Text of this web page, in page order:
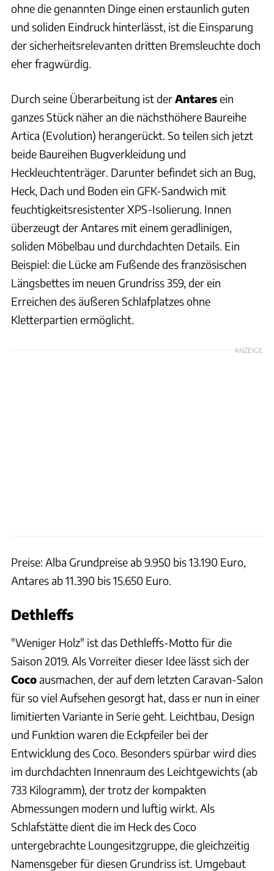
ohne die genannten Dinge einen erstaunlich guten
und soliden Eindruck hinterlässt, ist die Einsparung
der sicherheitsrelevanten dritten Bremsleuchte doch
eher fragwürdig.
Durch seine Überarbeitung ist derAntaresein
ganzes Stück näher an die nächsthöhere Baureihe
Artica (Evolution) herangerückt. So teilen sich jetzt
beide Baureihen Bugverkleidung und
Heckleuchtenträger. Darunter befindet sich an Bug,
Heck, Dach und Boden ein GFK-Sandwich mit
feuchtigkeitsresistenter XPS-Isolierung. Innen
überzeugt der Antares mit einem geradlinigen,
soliden Möbelbau und durchdachten Details. Ein
Beispiel: die Lücke am Fußende des französischen
Längsbettes im neuen Grundriss 359, der ein
Erreichen des äußeren Schlafplatzes ohne
Kletterpartien ermöglicht.
ANZEIGE
Preise: Alba Grundpreise ab 9.950 bis 13.190 Euro,
Antares ab 11.390 bis 15.650 Euro.
Dethleffs
"Weniger Holz" ist das Dethleffs-Motto für die
Saison 2019. Als Vorreiter dieser Idee lässt sich der
Cocoausmachen, der auf dem letzten Caravan-Salon
für so viel Aufsehen gesorgt hat, dass er nun in einer
limitierten Variante in Serie geht. Leichtbau, Design
und Funktion waren die Eckpfeiler bei der
Entwicklung des Coco. Besonders spürbar wird dies
im durchdachten Innenraum des Leichtgewichts (ab
733 Kilogramm), der trotz der kompakten
Abmessungen modern und luftig wirkt. Als
Schlafstätte dient die im Heck des Coco
untergebrachte Loungesitzgruppe, die gleichzeitig
Namensgeber für diesen Grundriss ist. Umgebaut